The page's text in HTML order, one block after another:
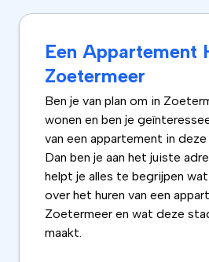
Een Appartement
Zoetermeer
Ben je van plan om in
wonen en ben je
van een appartement in
Dan ben je aan het juiste
helpt je alles te begrijpen
over het huren van een
Zoetermeer en wat deze
maakt.